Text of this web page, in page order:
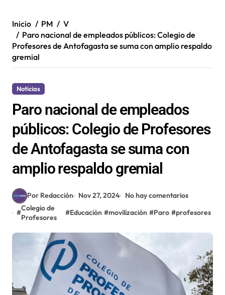
Inicio PM
V
Paro nacional de empleados públicos: Colegio de
Profesores de Antofagasta se suma con amplio respaldo
gremial
Noticias
Paro nacional de empleados
públicos: Colegio de Profesores
de Antofagasta se suma con
amplio respaldo gremial
Por Redacción Nov 27, 2024
No hay comentarios
#
Colegio de
Profesores
#Educación #movilización #Paro #profesores